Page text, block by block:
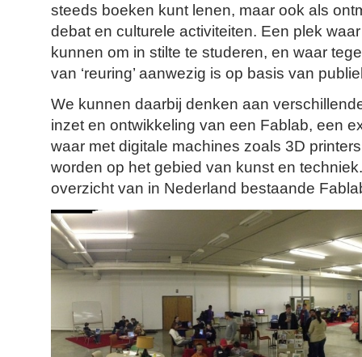
steeds boeken kunt lenen, maar ook als
debat en culturele activiteiten. Een plek
kunnen om in stilte te studeren, en waar
van ‘reuring’ aanwezig is op basis van
We kunnen daarbij denken aan
inzet en ontwikkeling van een Fablab, een
waar met digitale machines zoals 3D
worden op het gebied van kunst en
overzicht van in Nederland bestaande